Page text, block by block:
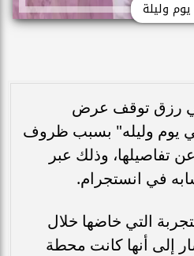
وليلة
رزق توقف عرض
يوم وليله" بسبب ظروف
تفاصيلها، وذلك عبر
في انستجرام.
التي خاضها خلال
إلى أنها كانت محطة